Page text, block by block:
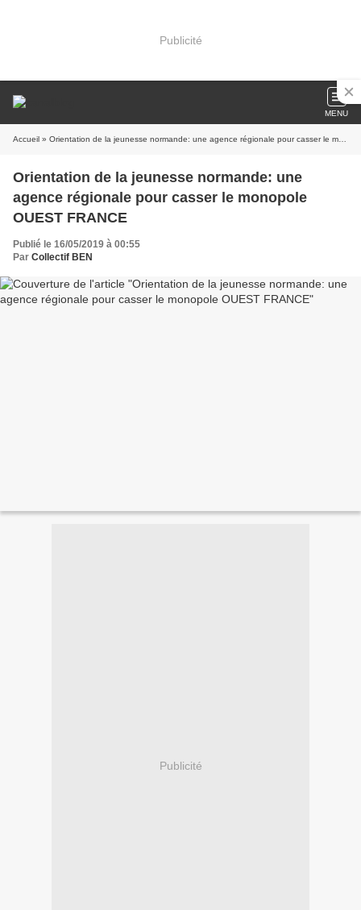
Publicité
MENU
Accueil » Orientation de la jeunesse normande: une agence régionale pour casser le monopole OUEST FRANCE
Orientation de la jeunesse normande: une
agence régionale pour casser le monopole
OUEST FRANCE
Publié le 16/05/2019 à 00:55
Par Collectif BEN
Publicité